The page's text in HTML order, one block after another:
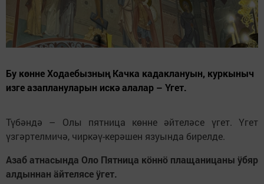
Бу көнне Ходаебызның Качка кадаклануын, куркыныч
изге азаплануларын искә алалар – Үгет.
Түбәндә – Олы пятница көнне әйтеләсе үгет. Үгет
үзгәртелмичә, чиркәү-керәшен язуында бирелде.
Азаб атнасында Оло Пятница кӧннӧ плащаницаны ӱбяр
алдыннан ӓйтелясе ӱгет.